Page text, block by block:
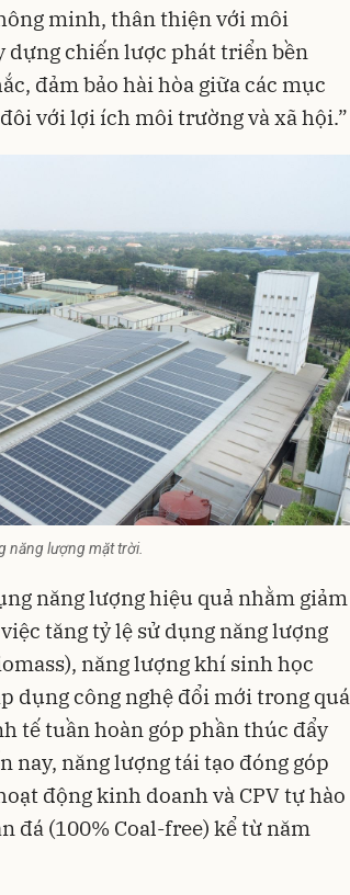
minh, thân thiện với môi
chiến lược phát triển bền
đảm bảo hài hòa giữa các mục
với lợi ích môi trường và xã hội.”
năng lượng mặt trời.
năng lượng hiệu quả nhằm giảm
tăng tỷ lệ sử dụng năng lượng
năng lượng khí sinh học
dụng công nghệ đổi mới trong quá
tế tuần hoàn góp phần thúc đẩy
nay, năng lượng tái tạo đóng góp
động kinh doanh và CPV tự hào
đá (100% Coal-free) kể từ năm